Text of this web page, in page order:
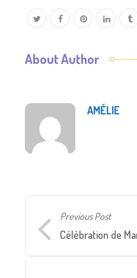
About Author
AMÉLIE
Previous Post
Célébration de